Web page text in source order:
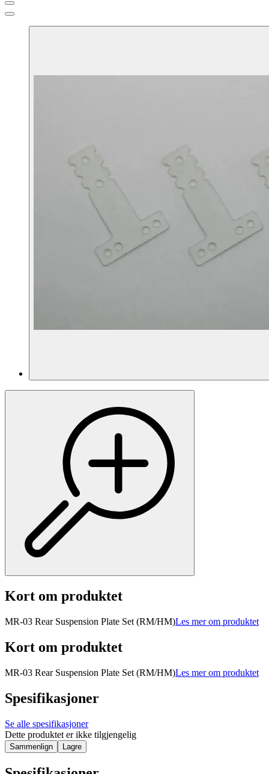
Kort om produktet
MR-03 Rear Suspension Plate Set (RM/HM)Les mer om produktet
Kort om produktet
MR-03 Rear Suspension Plate Set (RM/HM)Les mer om produktet
Spesifikasjoner
Se alle spesifikasjoner
Dette produktet er ikke tilgjengelig
Sammenlign Lagre